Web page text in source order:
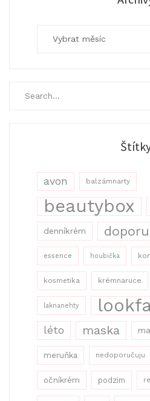
avon balzámnarty
beautybox
denníkrém
essence houbička
kosmetika krémnaruce
laknanehty
léto maska
meruňka nedoporučuju
očníkrém podzim